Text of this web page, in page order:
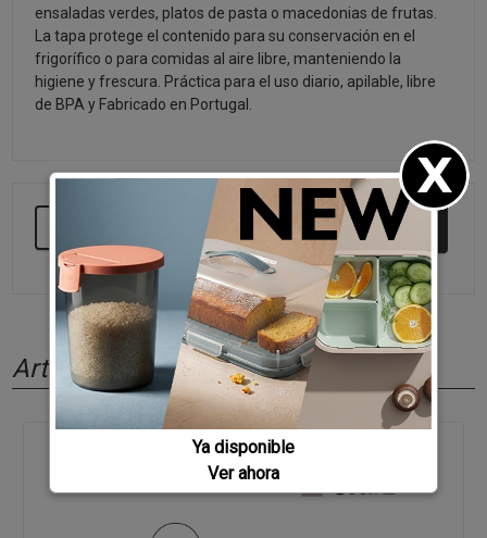
ensaladas verdes, platos de pasta o macedonias de frutas.
La tapa protege el contenido para su conservación en el
frigorífico o para comidas al aire libre, manteniendo la
higiene y frescura. Práctica para el uso diario, apilable, libre
de BPA y Fabricado en Portugal.
SEGUIR COMPRANDO
Artículos relacionados
Ya disponible
Ver ahora